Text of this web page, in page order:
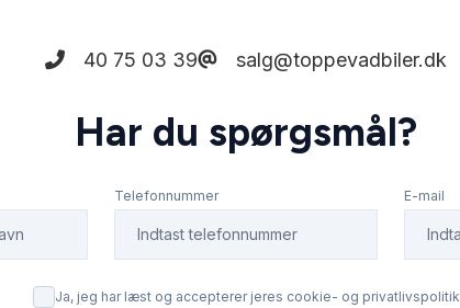
40 75 03 39 salg@toppevadbiler.dk
Har du spørgsmål?
Telefonnummer E-mail
Ja, jeg har læst og accepterer jeres cookie- og privatlivspolitik